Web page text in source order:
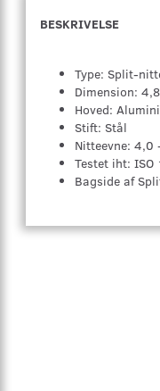
BESKRIVELSE
Type: Split-
Dimension:
Hoved:
Stift: Stål
Nitteevne: 4,0
Testet iht: ISO
Bagside af